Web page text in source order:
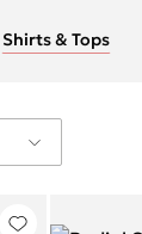
Shirts & Tops